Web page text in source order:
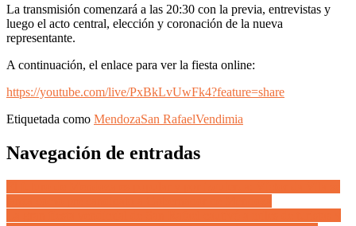
La transmisión comenzará a las 20:30 con la previa, entrevistas y
luego el acto central, elección y coronación de la nueva
representante.
A continuación, el enlace para ver la fiesta online:
https://youtube.com/live/PxBkLvUwFk4?feature=share
Etiquetada como MendozaSan RafaelVendimia
Navegación de entradas